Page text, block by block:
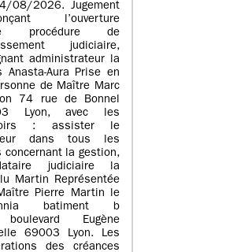
08/2026. Jugement
l’ouverture
procédure de
judiciaire,
administrateur la
Anasta-Aura Prise en
de Maître Marc
74 rue de Bonnel
Lyon, avec les
: assister le
dans tous les
concernant la gestion,
judiciaire la
Martin Représentée
Pierre Martin le
batiment b
Eugène
69003 Lyon. Les
des créances